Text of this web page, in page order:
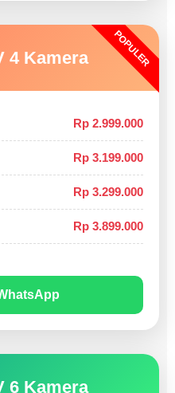
POPULER
4 Kamera
Rp 2.999.000
Rp 3.199.000
Rp 3.299.000
Rp 3.899.000
6 Kamera